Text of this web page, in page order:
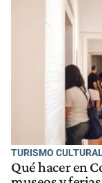
TURISMO
Qué hacer en